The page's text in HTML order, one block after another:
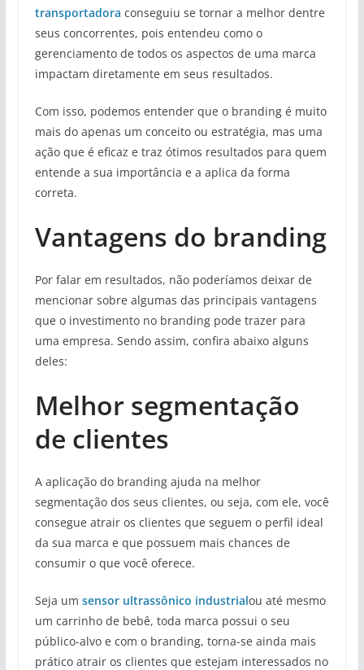
transportadora conseguiu se tornar a melhor dentre
seus concorrentes, pois entendeu como o
gerenciamento de todos os aspectos de uma marca
impactam diretamente em seus resultados.
Com isso, podemos entender que o branding é muito
mais do apenas um conceito ou estratégia, mas uma
ação que é eficaz e traz ótimos resultados para quem
entende a sua importância e a aplica da forma
correta.
Vantagens do branding
Por falar em resultados, não poderíamos deixar de
mencionar sobre algumas das principais vantagens
que o investimento no branding pode trazer para
uma empresa. Sendo assim, confira abaixo alguns
deles:
Melhor segmentação
de clientes
A aplicação do branding ajuda na melhor
segmentação dos seus clientes, ou seja, com ele, você
consegue atrair os clientes que seguem o perfil ideal
da sua marca e que possuem mais chances de
consumir o que você oferece.
Seja um sensor ultrassônico industrialou até mesmo
um carrinho de bebê, toda marca possui o seu
público-alvo e com o branding, torna-se ainda mais
prático atrair os clientes que estejam interessados no